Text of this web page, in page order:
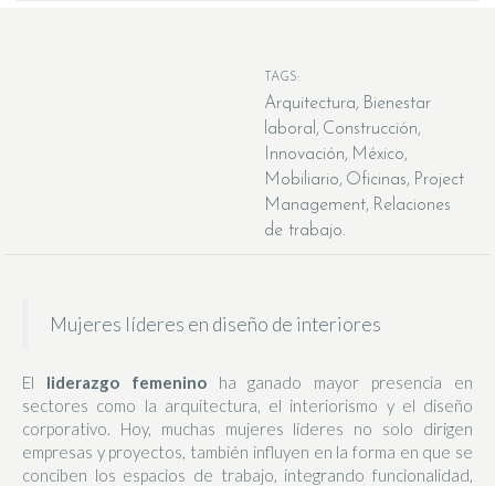
TAGS:
Arquitectura
Bienestar
laboral
Construcción
Innovación
México
Mobiliario Oficinas
Project
Management Relaciones
de trabajo
Mujeres líderes en diseño de interiores
El liderazgo femeninoha ganado mayor presencia en
sectores como la arquitectura, el interiorismo y el diseño
corporativo. Hoy, muchas mujeres líderes no solo dirigen
empresas y proyectos, también influyen en la forma en que se
conciben los espacios de trabajo, integrando funcionalidad,